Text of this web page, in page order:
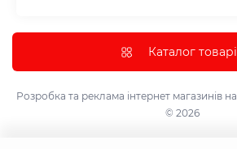
Парасолька
Інструмент та обладнання
Лазерні проектори,
Доставка та оплата
Політика конфіденційності
Умови використання
Каталог
Розробка та реклама інтернет магазинів
© 2026